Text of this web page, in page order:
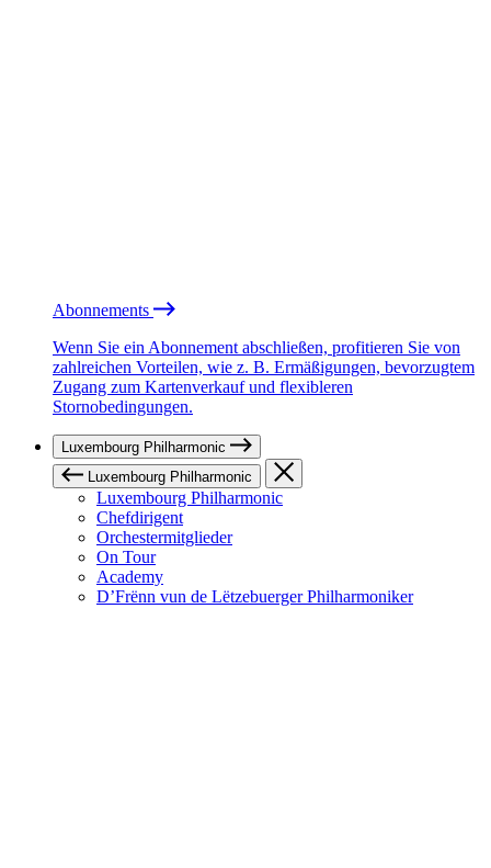
Abonnements
Wenn Sie ein Abonnement abschließen, profitieren Sie von
zahlreichen Vorteilen, wie z. B. Ermäßigungen, bevorzugtem
Zugang zum Kartenverkauf und flexibleren
Stornobedingungen.
Luxembourg Philharmonic
Luxembourg Philharmonic
Luxembourg Philharmonic
Chefdirigent
Orchestermitglieder
On Tour
Academy
D’Frënn vun de Lëtzebuerger Philharmoniker